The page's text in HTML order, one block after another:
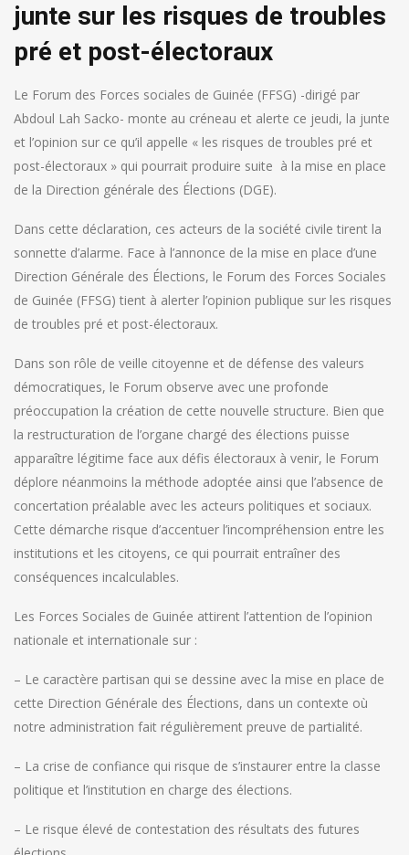
junte sur les risques de troubles
pré et post-électoraux
Le Forum des Forces sociales de Guinée (FFSG) -dirigé par
Abdoul Lah Sacko- monte au créneau et alerte ce jeudi, la junte
et l’opinion sur ce qu’il appelle « les risques de troubles pré et
post-électoraux » qui pourrait produire suite à la mise en place
de la Direction générale des Élections (DGE).
Dans cette déclaration, ces acteurs de la société civile tirent la
sonnette d’alarme. Face à l’annonce de la mise en place d’une
Direction Générale des Élections, le Forum des Forces Sociales
de Guinée (FFSG) tient à alerter l’opinion publique sur les risques
de troubles pré et post-électoraux.
Dans son rôle de veille citoyenne et de défense des valeurs
démocratiques, le Forum observe avec une profonde
préoccupation la création de cette nouvelle structure. Bien que
la restructuration de l’organe chargé des élections puisse
apparaître légitime face aux défis électoraux à venir, le Forum
déplore néanmoins la méthode adoptée ainsi que l’absence de
concertation préalable avec les acteurs politiques et sociaux.
Cette démarche risque d’accentuer l’incompréhension entre les
institutions et les citoyens, ce qui pourrait entraîner des
conséquences incalculables.
Les Forces Sociales de Guinée attirent l’attention de l’opinion
nationale et internationale sur :
– Le caractère partisan qui se dessine avec la mise en place de
cette Direction Générale des Élections, dans un contexte où
notre administration fait régulièrement preuve de partialité.
– La crise de confiance qui risque de s’instaurer entre la classe
politique et l’institution en charge des élections.
– Le risque élevé de contestation des résultats des futures